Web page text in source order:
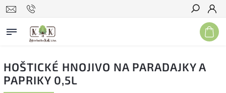
Hľadať
HOŠTICKÉ HNOJIVO NA PARADAJKY A
PAPRIKY 0,5L